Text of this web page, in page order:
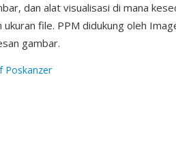
dan alat visualisasi di mana
ukuran file. PPM didukung oleh
gambar.
Poskanzer